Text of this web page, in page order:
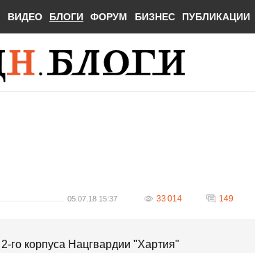
ВИДЕО БЛОГИ ФОРУМ БИЗНЕС ПУБЛИКАЦИИ
05.07.18 15:37 33 014 149
го корпуса Нацгвардии "Хартия"